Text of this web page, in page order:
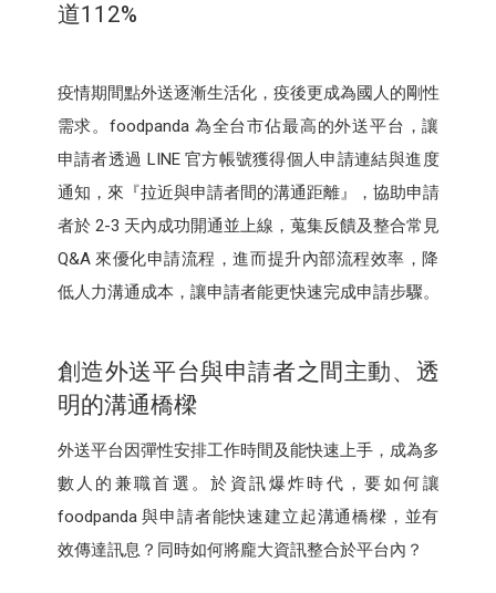
道112%
疫情期間點外送逐漸生活化，疫後更成為國人的剛性
需求。foodpanda 為全台市佔最高的外送平台，讓
申請者透過 LINE 官方帳號獲得個人申請連結與進度
通知，來『拉近與申請者間的溝通距離』，協助申請
者於 2-3 天內成功開通並上線，蒐集反饋及整合常見
Q&A 來優化申請流程，進而提升內部流程效率，降
低人力溝通成本，讓申請者能更快速完成申請步驟。
創造外送平台與申請者之間主動、透
明的溝通橋樑
外送平台因彈性安排工作時間及能快速上手，成為多
數人的兼職首選。於資訊爆炸時代，要如何讓
foodpanda 與申請者能快速建立起溝通橋樑，並有
效傳達訊息？同時如何將龐大資訊整合於平台內？